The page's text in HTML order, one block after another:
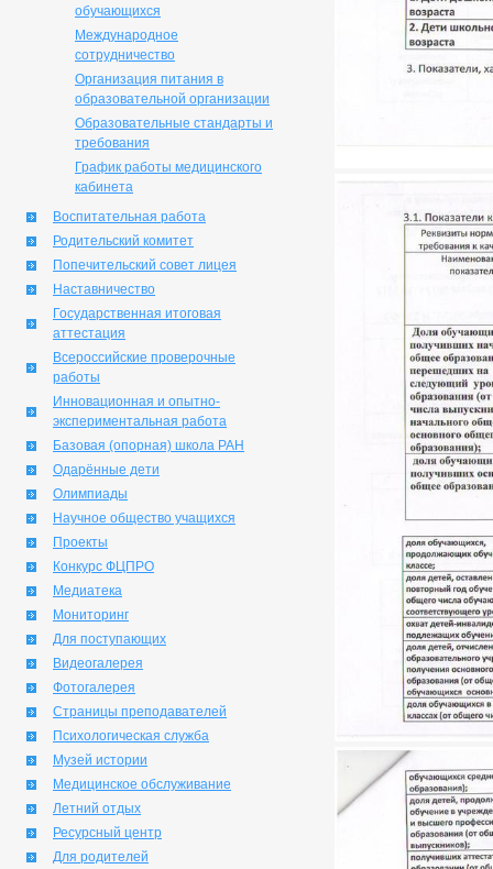
обучающихся
Международное
сотрудничество
Организация питания в
образовательной организации
Образовательные стандарты и
требования
График работы медицинского
кабинета
Воспитательная работа
Родительский комитет
Попечительский совет лицея
Наставничество
Государственная итоговая
аттестация
Всероссийские проверочные
работы
Инновационная и опытно-
экспериментальная работа
Базовая (опорная) школа РАН
Одарённые дети
Олимпиады
Научное общество учащихся
Проекты
Конкурс ФЦПРО
Медиатека
Мониторинг
Для поступающих
Видеогалерея
Фотогалерея
Страницы преподавателей
Психологическая служба
Музей истории
Медицинское обслуживание
Летний отдых
Ресурсный центр
Для родителей